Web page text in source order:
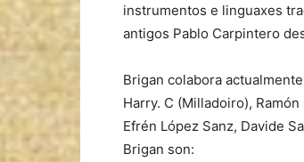
instrumentos e linguaxes
antigos Pablo Carpintero
Brigan colabora
Harry. C (Milladoiro),
Efrén López Sanz, Davide
Brigan son: